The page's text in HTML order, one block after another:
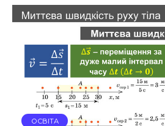
ОСВІТА